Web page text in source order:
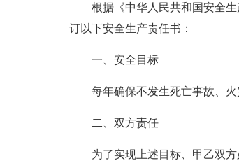
根据《中华人民共和国安全
订以下安全生产责任书：
一、安全目标
每年确保不发生死亡事故、火
二、双方责任
为了实现上述目标、甲乙双